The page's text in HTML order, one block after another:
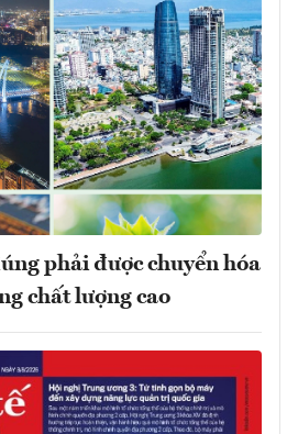
phải được chuyển hóa
chất lượng cao